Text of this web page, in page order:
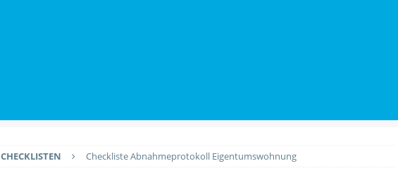
EINRICHTUNG
CHECKLISTEN Checkliste Abnahmeprotokoll Eigentumswohnung